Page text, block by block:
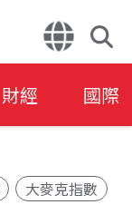
財經 國際
大麥克指數